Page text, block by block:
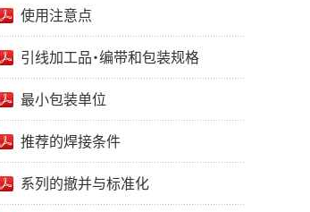
使用注意点
引线加工品・编带和包装规格
最小包装单位
推荐的焊接条件
系列的撤并与标准化